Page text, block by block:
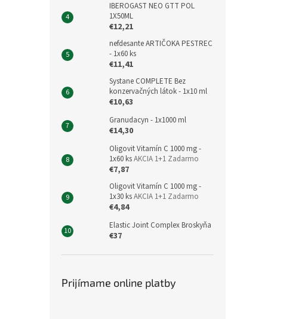
IBEROGAST NEO GTT POL
1X50ML
€12,21
nefdesante ARTIČOKA PESTREC
- 1x60 ks
€11,41
Systane COMPLETE Bez
konzervačných látok - 1x10 ml
€10,63
Granudacyn - 1x1000 ml
€14,30
Oligovit Vitamín C 1000 mg -
1x60 ksAKCIA 1+1 Zadarmo
€7,87
Oligovit Vitamín C 1000 mg -
1x30 ksAKCIA 1+1 Zadarmo
€4,84
Elastic Joint Complex Broskyňa
€37
Prijímame online platby